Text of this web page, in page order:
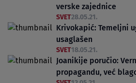
verske zajednice
SVET28.05.21.
Krivokapić: Temeljni
usaglašen
SVET18.05.21.
Joanikije poručio:
propagandu, već